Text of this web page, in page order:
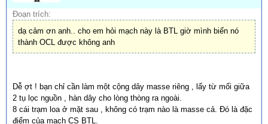
Đoạn trích:
dạ cảm ơn anh.. cho em hỏi mạch này là BTL giờ mình biến nó
thành OCL được không anh
Dễ ợt ! bạn chỉ cần làm một cộng dây masse riêng , lấy từ mối giữa
2 tụ lọc nguồn , hàn dây cho lòng thòng ra ngoài.
8 cái trạm loa ở mặt sau , không có trạm nào là masse cả. Đó là đặc
điểm của mạch CS BTL.